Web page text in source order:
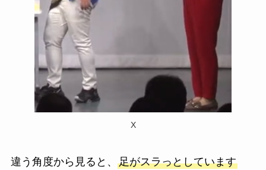
X
違う角度から見ると、 足がスラっとしています